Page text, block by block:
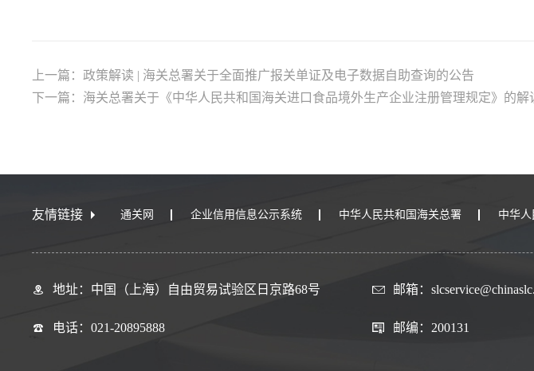
上一篇：政策解读 | 海关总署关于全面推广报关单证及电子数据自助查询的公告
下一篇：海关总署关于《中华人民共和国海关进口食品境外生产企业注册管理规定》的解
友情链接 通关网 企业信用信息公示系统 中华人民共和国海关总署 中华
地址：中国（上海）自由贸易试验区日京路68号 邮箱：
电话：021-20895888 邮编：200131